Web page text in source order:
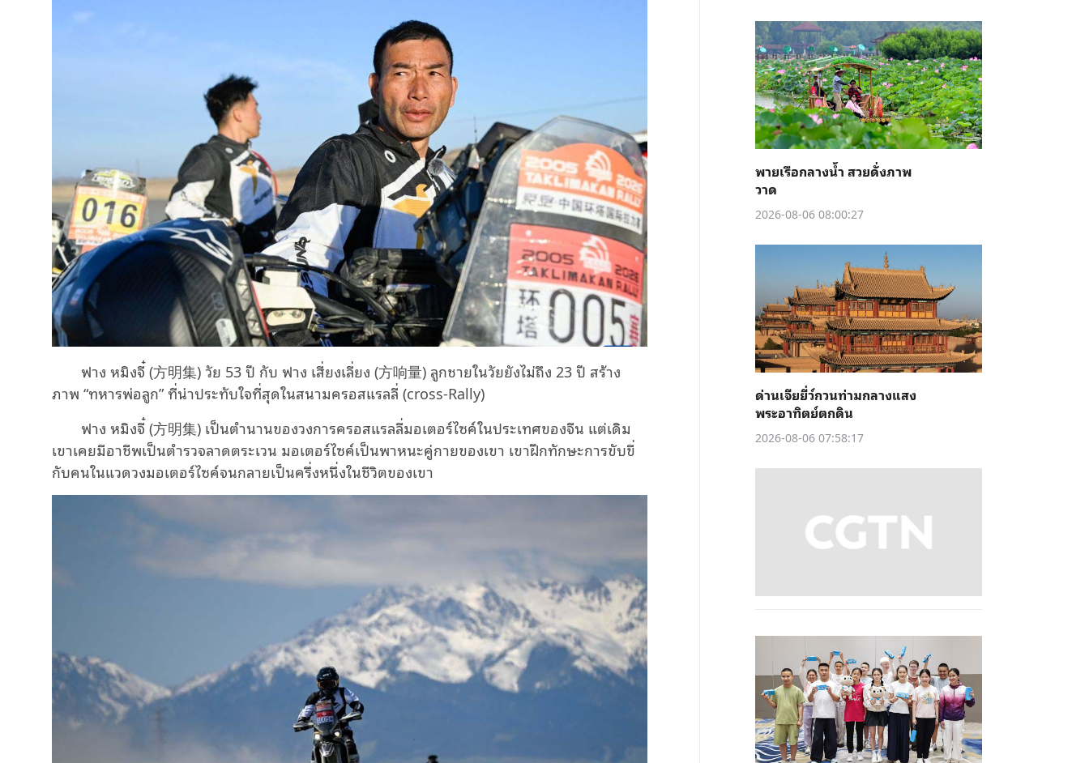
ฟาง หมิงจี๋ (方明集) วัย 53 ปี กับ ฟาง เสี่ยงเลี่ยง (方响量) ลูกชายในวัยยังไม่ถึง 23 ปี สร้าง
ภาพ “ทหารพ่อลูก” ที่น่าประทับใจที่สุดในสนามครอสแรลลี่ (cross-Rally)
ฟาง หมิงจี๋ (方明集) เป็นตำนานของวงการครอสแรลลี่มอเตอร์ไซค์ในประเทศของจีน แต่เดิม
เขาเคยมีอาชีพเป็นตำรวจลาดตระเวน มอเตอร์ไซค์เป็นพาหนะคู่กายของเขา เขาฝึกทักษะการขับขี่
กับคนในแวดวงมอเตอร์ไซค์จนกลายเป็นครึ่งหนึ่งในชีวิตของเขา
พายเรือกลางน้ำ สวยดั่งภาพ
วาด
2026-08-06 08:00:27
ด่านเจียยี่ว์กวนท่ามกลางแสง
พระอาทิตย์ตกดิน
2026-08-06 07:58:17